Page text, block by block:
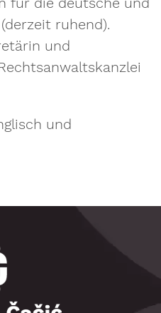
ruhend).
und
und